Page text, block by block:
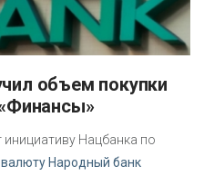
Нацбанка по
Народный банк